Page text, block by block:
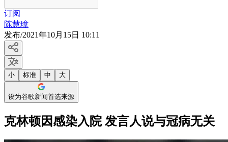
订阅
陈慧璋
发布/2021年10月15日 10:11
小 标准 中 大
设为谷歌新闻首选来源
克林顿因感染入院 发言人说与冠病无关